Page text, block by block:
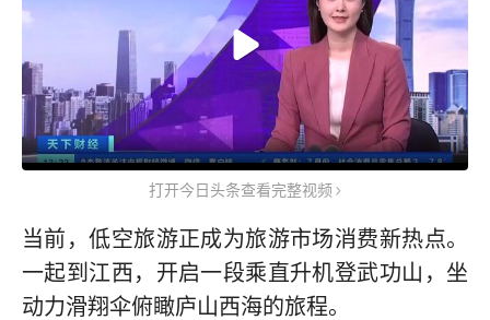
打开今日头条查看完整视频
当前，低空旅游正成为旅游市场消费新热点。
一起到江西，开启一段乘直升机登武功山，坐
动力滑翔伞俯瞰庐山西海的旅程。